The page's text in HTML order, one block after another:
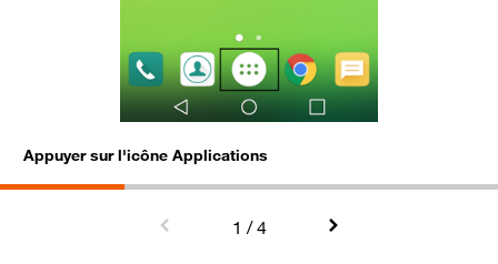
Appuyer sur l'icône Applications
1 / 4